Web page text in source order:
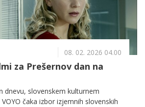
08. 02. 2026 04.00
za Prešernov dan na
dnevu, slovenskem kulturnem
čaka izbor izjemnih slovenskih